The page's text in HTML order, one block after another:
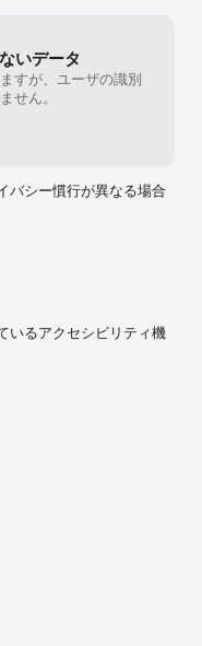
いデータ
すが、ユーザの識別
せん。
バシー慣行が異なる場合
いるアクセシビリティ機